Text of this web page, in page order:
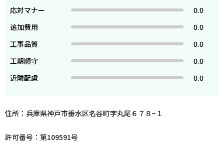
応対マナー
0.0
追加費用
0.0
工事品質
0.0
工期順守
0.0
近隣配慮
0.0
住所：兵庫県神戸市垂水区名谷町字丸尾６７８−１
許可番号：第109591号